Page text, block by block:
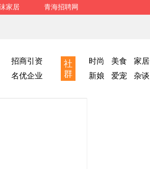
家居 青海招聘网
招商引资
名优企业
社
群
时尚 美食 家居
新娘
爱宠 杂谈